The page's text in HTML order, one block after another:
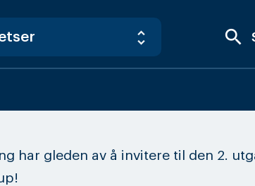
search
har gleden av å invitere til den 2.